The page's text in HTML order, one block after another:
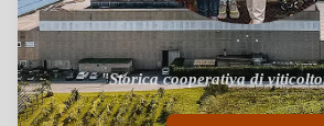
. · .
"Storica cooperativa di
"Una delle più antiche